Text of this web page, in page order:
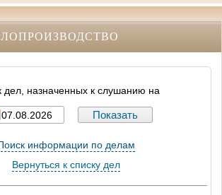
дел, назначенных к слушанию на
информации по делам
Вернуться к списку дел